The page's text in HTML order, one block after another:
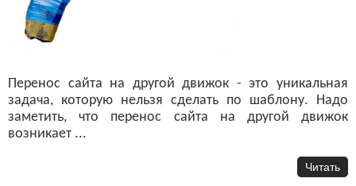
Перенос сайта на другой движок - это уникальная
задача, которую нельзя сделать по шаблону. Надо
заметить, что перенос сайта на другой движок
возникает ...
Читать